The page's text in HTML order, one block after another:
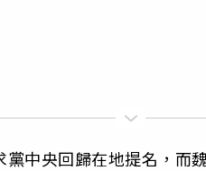
中央回歸在地提名，而